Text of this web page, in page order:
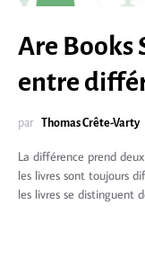
Are Books
entre
par Thomas Crête-Varty
La différence prend
les livres sont toujours
les livres se distinguent